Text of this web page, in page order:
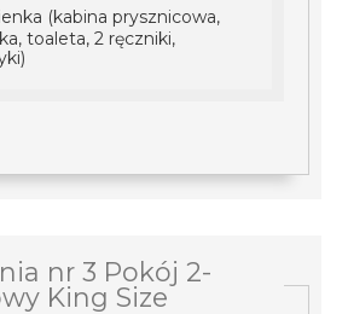
(kabina prysznicowa,
toaleta, 2 ręczniki,
nr 3 Pokój 2-
King Size